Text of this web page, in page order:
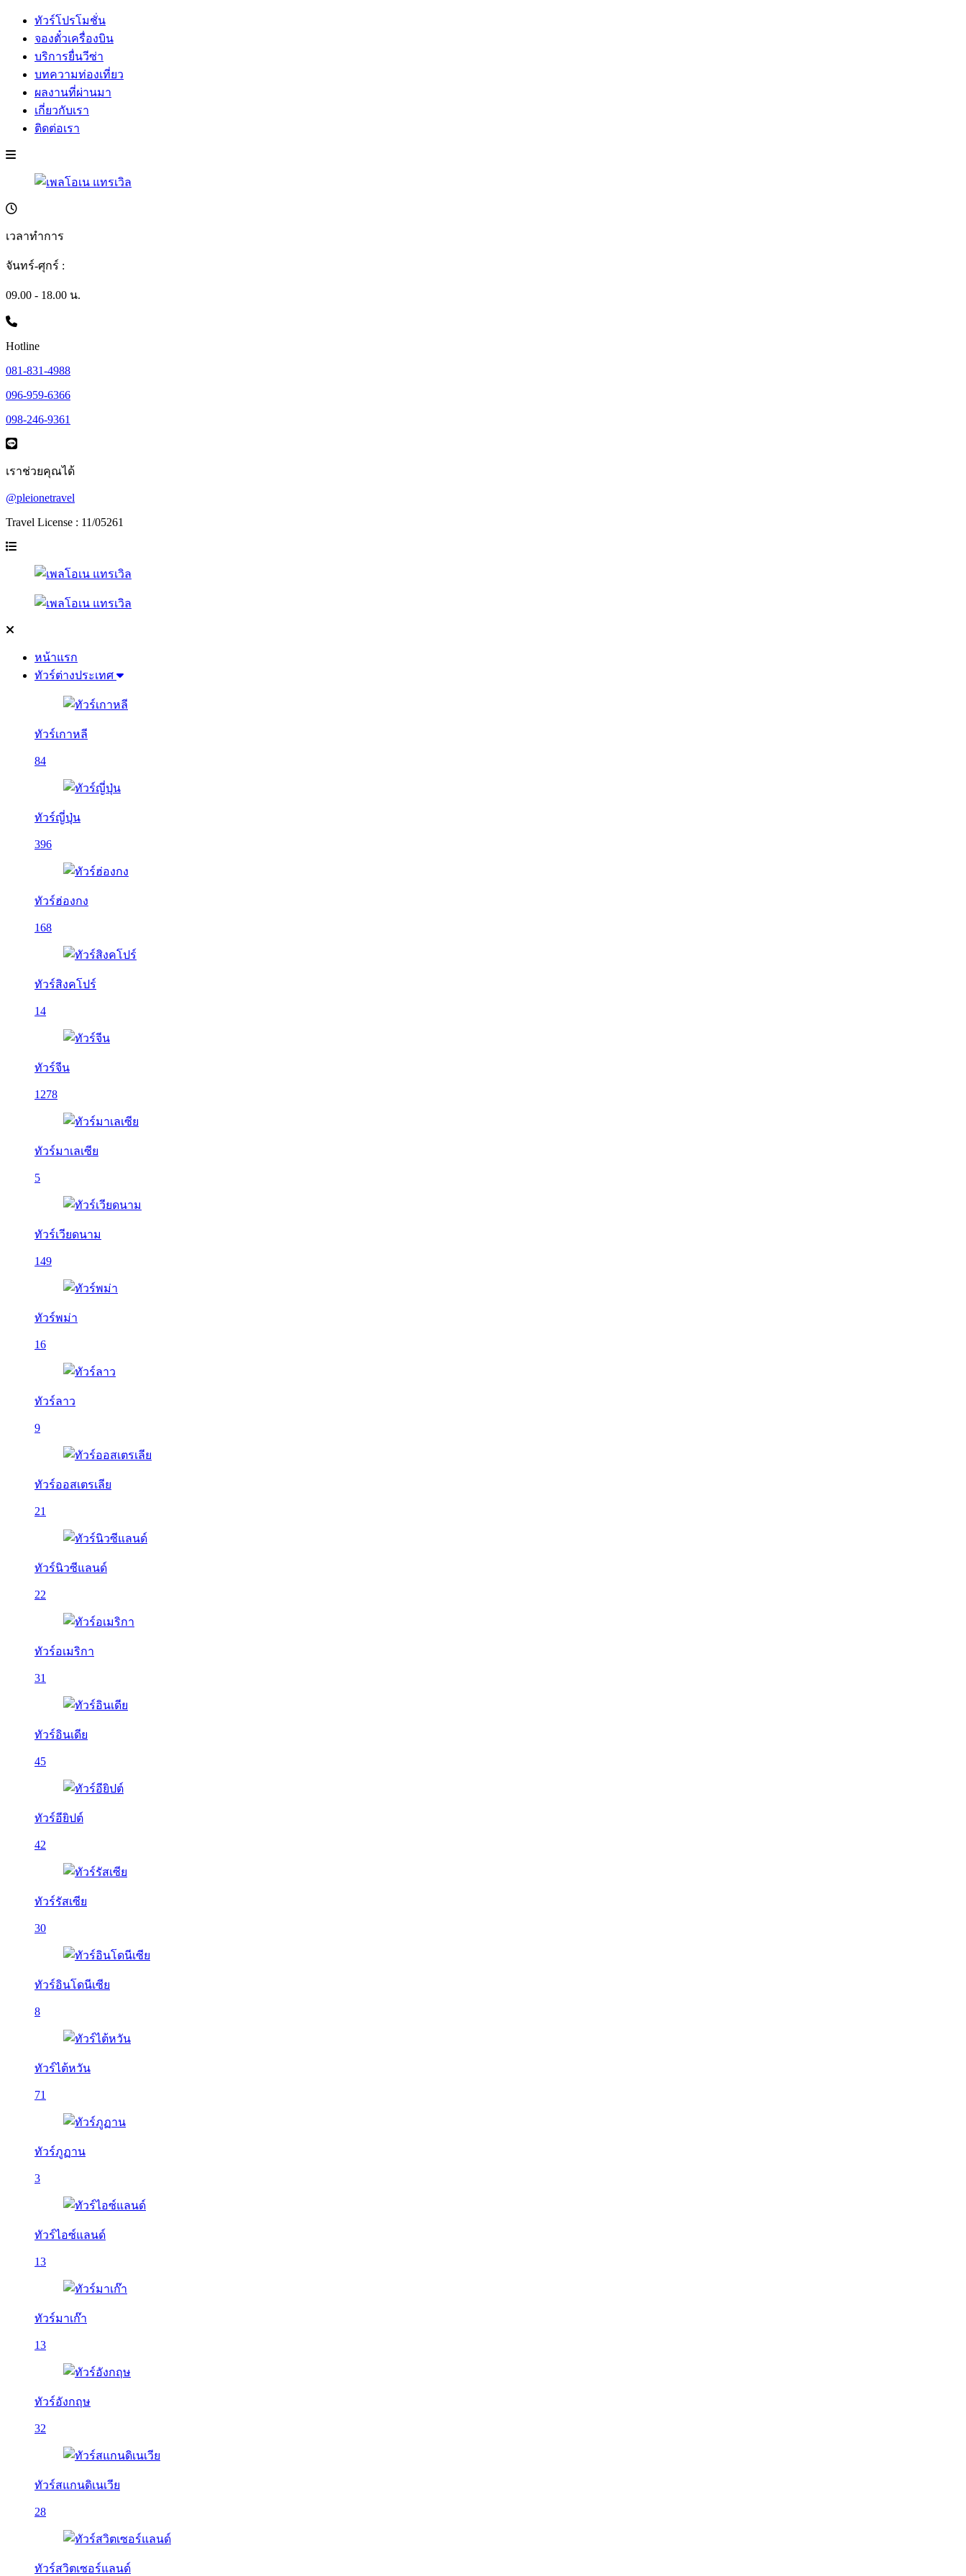
ทัวร์โปรโมชั่น
จองตั๋วเครื่องบิน
บริการยื่นวีซ่า
บทความท่องเที่ยว
ผลงานที่ผ่านมา
เกี่ยวกับเรา
ติดต่อเรา
เวลาทำการ
จันทร์-ศุกร์ :
09.00 - 18.00 น.
Hotline
081-831-4988
096-959-6366
098-246-9361
เราช่วยคุณได้
@pleionetravel
Travel License : 11/05261
หน้าแรก
ทัวร์ต่างประเทศ
ทัวร์เกาหลี
84
ทัวร์ญี่ปุ่น
396
ทัวร์ฮ่องกง
168
ทัวร์สิงคโปร์
14
ทัวร์จีน
1278
ทัวร์มาเลเซีย
5
ทัวร์เวียดนาม
149
ทัวร์พม่า
16
ทัวร์ลาว
9
ทัวร์ออสเตรเลีย
21
ทัวร์นิวซีแลนด์
22
ทัวร์อเมริกา
31
ทัวร์อินเดีย
45
ทัวร์อียิปต์
42
ทัวร์รัสเซีย
30
ทัวร์อินโดนีเซีย
8
ทัวร์ไต้หวัน
71
ทัวร์ภูฏาน
3
ทัวร์ไอซ์แลนด์
13
ทัวร์มาเก๊า
13
ทัวร์อังกฤษ
32
ทัวร์สแกนดิเนเวีย
28
ทัวร์สวิตเซอร์แลนด์